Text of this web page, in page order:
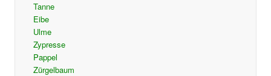
Tanne
Eibe
Ulme
Zypresse
Pappel
Zürgelbaum